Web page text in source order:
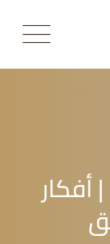
أفكار